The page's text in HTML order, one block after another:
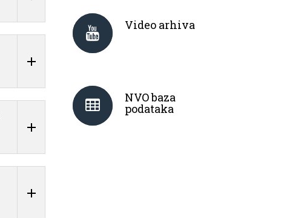
Video arhiva
NVO baza
podataka